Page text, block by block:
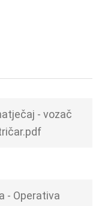
- vozač
- Operativa